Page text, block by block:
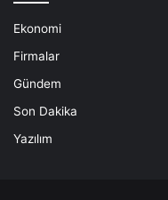
Ekonomi
Firmalar
Gündem
Son Dakika
Yazılım